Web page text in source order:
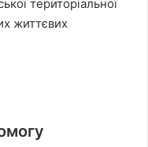
територіальної
життєвих